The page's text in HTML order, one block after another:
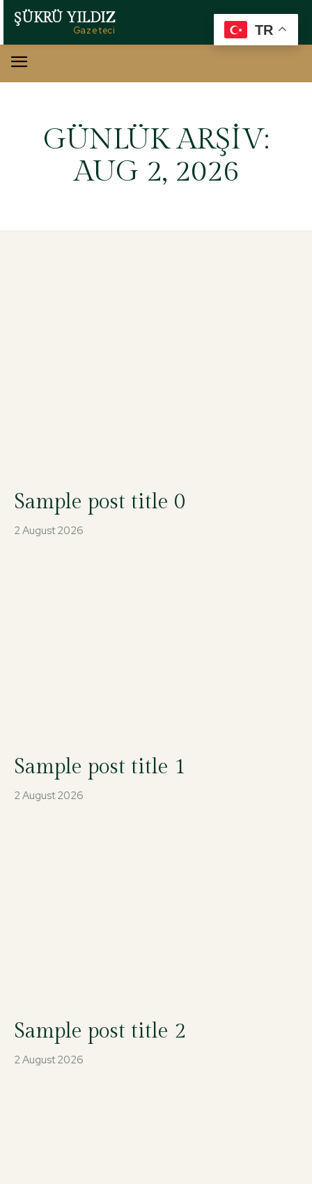
ŞÜKRÜ YILDIZ
Gazeteci
GÜNLÜK ARŞIV:
AUG 2, 2026
Sample post title 0
2 August 2026
Sample post title 1
2 August 2026
Sample post title 2
2 August 2026
TR